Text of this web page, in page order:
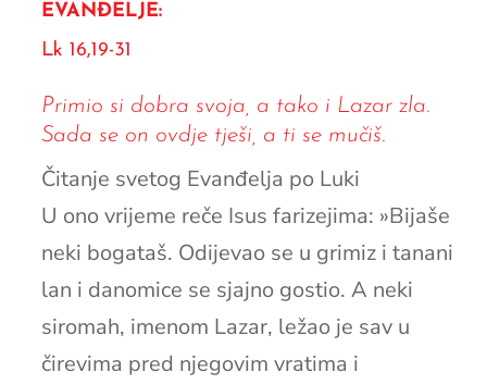
EVANĐELJE:
Lk 16,19-31
Primio si dobra svoja, a tako i Lazar zla.
Sada se on ovdje tješi, a ti se mučiš.
Čitanje svetog Evanđelja po Luki
U ono vrijeme reče Isus farizejima: »Bijaše
neki bogataš. Odijevao se u grimiz i tanani
lan i danomice se sjajno gostio. A neki
siromah, imenom Lazar, ležao je sav u
čirevima pred njegovim vratima i